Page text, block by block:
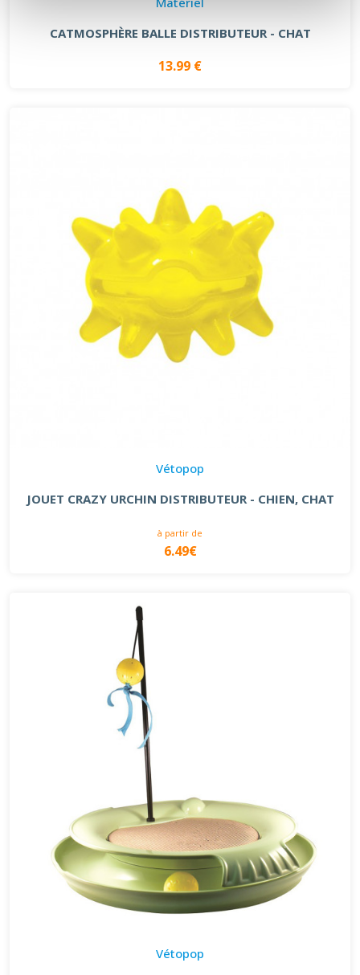
CATMOSPHÈRE BALLE DISTRIBUTEUR - CHAT
13.99 €
Vétopop
JOUET CRAZY URCHIN DISTRIBUTEUR - CHIEN, CHAT
à partir de
6.49€
Vétopop